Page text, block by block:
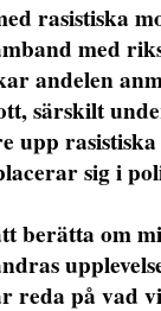
rasistiska
med
andelen
särskilt
upp rasistiska
sig i
berätta om
reda på vad